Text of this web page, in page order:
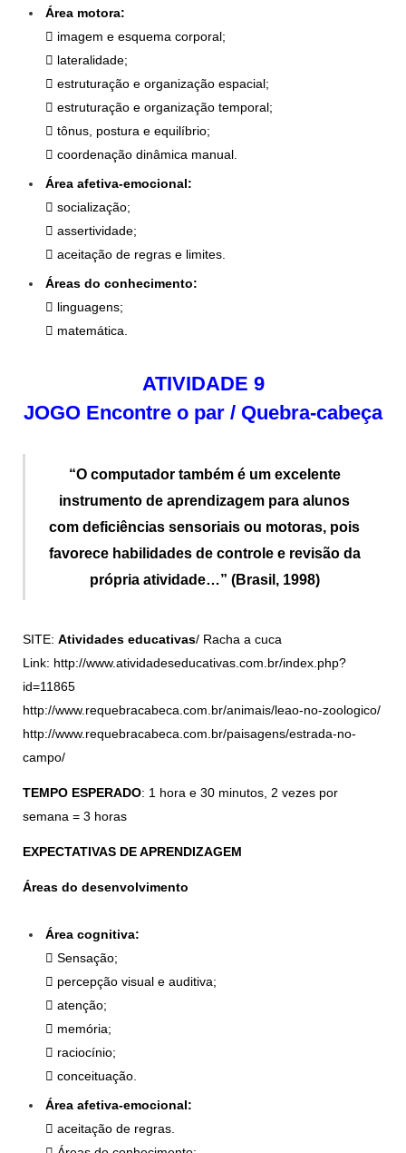
Área motora:
 imagem e esquema corporal;
 lateralidade;
 estruturação e organização espacial;
 estruturação e organização temporal;
 tônus, postura e equilíbrio;
 coordenação dinâmica manual.
Área afetiva-emocional:
 socialização;
 assertividade;
 aceitação de regras e limites.
Áreas do conhecimento:
 linguagens;
 matemática.
ATIVIDADE 9
JOGO Encontre o par / Quebra-cabeça
“O computador também é um excelente
instrumento de aprendizagem para alunos
com deficiências sensoriais ou motoras, pois
favorece habilidades de controle e revisão da
própria atividade…” (Brasil, 1998)
SITE: Atividades educativas/ Racha a cuca
Link: http://www.atividadeseducativas.com.br/index.php?
id=11865
http://www.requebracabeca.com.br/animais/leao-no-zoologico/
http://www.requebracabeca.com.br/paisagens/estrada-no-
campo/
TEMPO ESPERADO: 1 hora e 30 minutos, 2 vezes por
semana = 3 horas
EXPECTATIVAS DE APRENDIZAGEM
Áreas do desenvolvimento
Área cognitiva:
 Sensação;
 percepção visual e auditiva;
 atenção;
 memória;
 raciocínio;
 conceituação.
Área afetiva-emocional:
 aceitação de regras.